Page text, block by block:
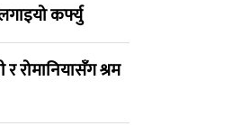
कर्फ्यु
रोमानियासँग श्रम